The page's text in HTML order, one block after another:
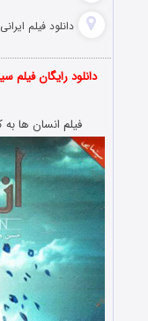
دانلود فیلم‌ ایرانی
فیلم انسان ها